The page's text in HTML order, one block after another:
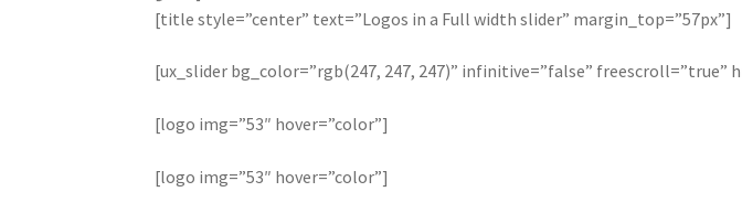
[title style=”center” text=”Logos in a Full width slider” margin_top=”57px”]
[ux_slider bg_color=”rgb(247, 247, 247)” infinitive=”false” freescroll=”true”
[logo img=”53″ hover=”color”]
[logo img=”53″ hover=”color”]